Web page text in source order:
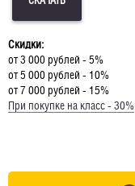
Скидки:
от 3 000 рублей - 5%
от 5 000 рублей - 10%
от 7 000 рублей - 15%
При покупке на класс - 30%